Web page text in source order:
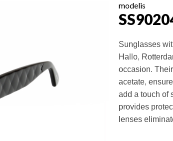
modelis
Sunglasses
Hallo,
occasion.
acetate,
add a touch of
provides
lenses